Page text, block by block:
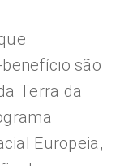
são
Terra da
Europeia,